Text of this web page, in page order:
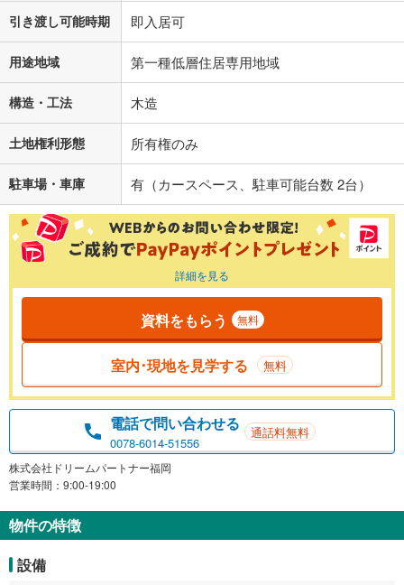
引き渡し可能時期 即入居可
用途地域 第一種低層住居専用地域
構造・工法 木造
土地権利形態 所有権のみ
駐車場・車庫 有（カースペース、駐車可能台数 2台）
詳細を見る
資料をもらう 無料
室内･現地を見学する 無料
電話で問い合わせる
0078-6014-51556
通話料無料
株式会社ドリームパートナー福岡
営業時間：9:00-19:00
物件の特徴
設備